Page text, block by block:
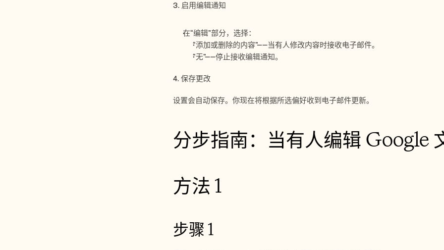
3. 启用编辑通知
在“编辑”部分，选择：
“添加或删除的内容”——当有人修改内容时接收电子邮件。
“无”——停止接收编辑通知。
4. 保存更改
设置会自动保存。你现在将根据所选偏好收到电子邮件更新。
分步指南：当有人编辑 Google
方法 1
步骤 1